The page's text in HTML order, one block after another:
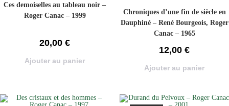
Ces demoiselles au tableau noir –
Roger Canac – 1999
20,00 €
Ajouter au panier
Chroniques d’une fin de siècle en
Dauphiné – René Bourgeois, Roger
Canac – 1965
12,00 €
Ajouter au panier